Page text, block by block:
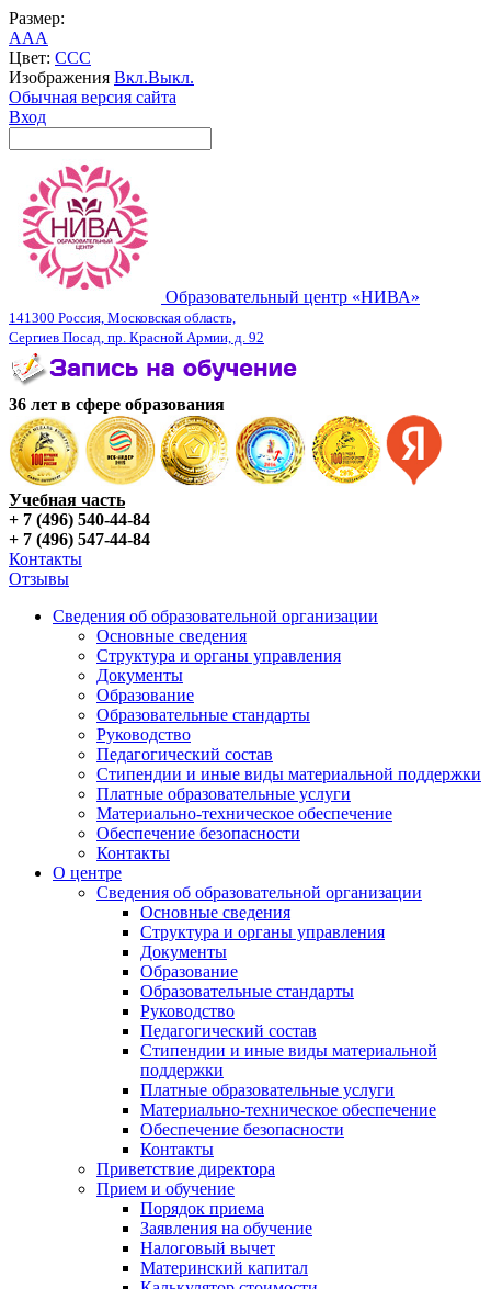
Размер:
AAA
Цвет: CCC
Изображения Вкл.Выкл.
Обычная версия сайта
Вход
Образовательный центр «НИВА»
141300 Россия, Московская область,
Сергиев Посад, пр. Красной Армии, д. 92
36 лет в сфере образования
Учебная часть
+ 7 (496) 540-44-84
+ 7 (496) 547-44-84
Контакты
Отзывы
Сведения об образовательной организации
Основные сведения
Структура и органы управления
Документы
Образование
Образовательные стандарты
Руководство
Педагогический состав
Стипендии и иные виды материальной поддержки
Платные образовательные услуги
Материально-техническое обеспечение
Обеспечение безопасности
Контакты
О центре
Сведения об образовательной организации
Основные сведения
Структура и органы управления
Документы
Образование
Образовательные стандарты
Руководство
Педагогический состав
Стипендии и иные виды материальной
поддержки
Платные образовательные услуги
Материально-техническое обеспечение
Обеспечение безопасности
Контакты
Приветствие директора
Прием и обучение
Порядок приема
Заявления на обучение
Налоговый вычет
Материнский капитал